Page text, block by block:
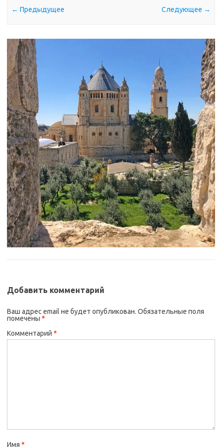
← Предыдущее Следующее →
Добавить комментарий
Ваш адрес email не будет опубликован. Обязательные поля
помечены *
Комментарий *
Имя *